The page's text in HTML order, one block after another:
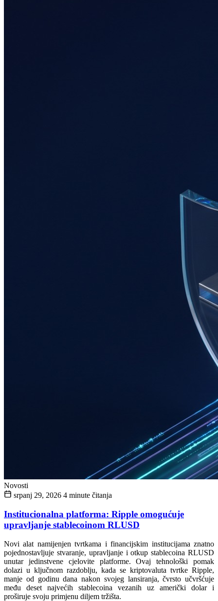
Novosti
srpanj 29, 2026 4 minute čitanja
Institucionalna platforma: Ripple omogućuje
upravljanje stablecoinom RLUSD
Novi alat namijenjen tvrtkama i financijskim institucijama znatno
pojednostavljuje stvaranje, upravljanje i otkup stablecoina RLUSD
unutar jedinstvene cjelovite platforme. Ovaj tehnološki pomak
dolazi u ključnom razdoblju, kada se kriptovaluta tvrtke Ripple,
manje od godinu dana nakon svojeg lansiranja, čvrsto učvršćuje
među deset najvećih stablecoina vezanih uz američki dolar i
proširuje svoju primjenu diljem tržišta.